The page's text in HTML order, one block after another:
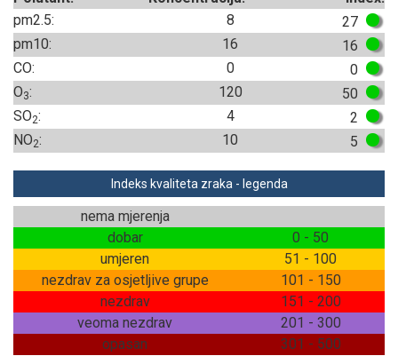
pm2.5:
8
27
pm10:
16
16
CO:
0
0
O3: 120
50
SO2: 4
2
NO2: 10 5
Indeks kvaliteta zraka - legenda
nema mjerenja
dobar
0 - 50
umjeren
51 - 100
nezdrav za osjetljive grupe
101 - 150
nezdrav
151 - 200
veoma nezdrav
201 - 300
opasan
301 - 500